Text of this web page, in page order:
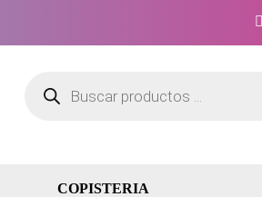
productos
COPISTERIA